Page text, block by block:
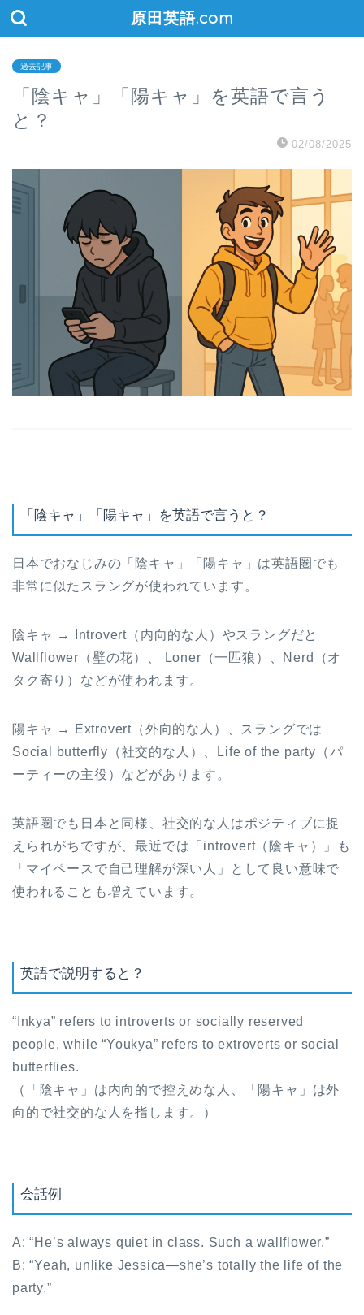
原田英語.com
過去記事
「陰キャ」「陽キャ」を英語で言う
と？
02/08/2025
「陰キャ」「陽キャ」を英語で言うと？
日本でおなじみの「陰キャ」「陽キャ」は英語圏でも
非常に似たスラングが使われています。
陰キャ → Introvert（内向的な人）やスラングだと
Wallflower（壁の花）、 Loner（一匹狼）、Nerd（オ
タク寄り）などが使われます。
陽キャ → Extrovert（外向的な人）、スラングでは
Social butterfly（社交的な人）、Life of the party（パ
ーティーの主役）などがあります。
英語圏でも日本と同様、社交的な人はポジティブに捉
えられがちですが、最近では「introvert（陰キャ）」も
「マイペースで自己理解が深い人」として良い意味で
使われることも増えています。
英語で説明すると？
“Inkya” refers to introverts or socially reserved
people, while “Youkya” refers to extroverts or social
butterflies.
（「陰キャ」は内向的で控えめな人、「陽キャ」は外
向的で社交的な人を指します。）
会話例
A: “He’s always quiet in class. Such a wallflower.”
B: “Yeah, unlike Jessica—she’s totally the life of the
party.”